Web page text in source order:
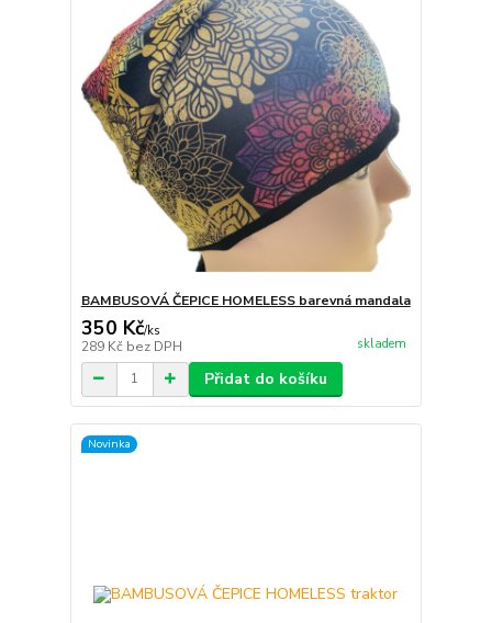
BAMBUSOVÁ ČEPICE HOMELESS barevná mandala
350 Kč/ks
289 Kč bez DPH skladem
Přidat do košíku
Novinka